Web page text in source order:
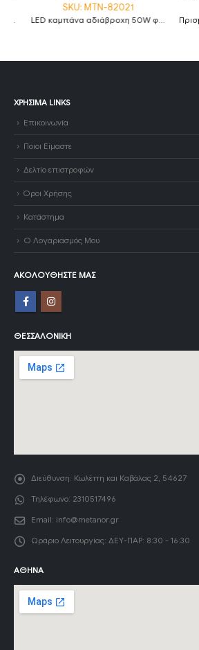
SKU: MTN-82021
LED καμπάνα αδιάβροχη 50W φυσικό λευκό 4500K 90° MTN-82021
ΧΡΉΣΙΜΑ LINKS
Επικοινωνία
Ποιοι Είμαστε
Δελτίο επιστροφών
Όροι Χρήσης
Κατάστημα
Ο Λογαριασμός Μου
ΑΚΟΛΟΥΘΉΣΤΕ ΜΑΣ
ΘΕΣΣΑΛΟΝΊΚΗ
Διεύθυνση: Κωλέττη και Καβάλας 2, 54627
Τηλέφωνο: 2310517496
Email: info@metanor.gr
Ωράριο Λειτουργίας: ΔΕΥ-ΠΑΡ: 8:30 - 16:30
ΑΘΉΝΑ